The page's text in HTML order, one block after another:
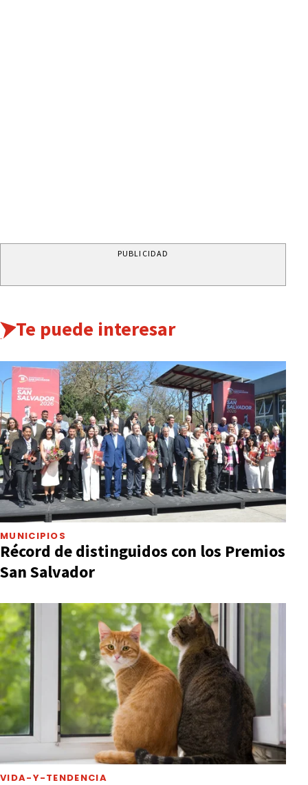
PUBLICIDAD
Te puede interesar
MUNICIPIOS
Récord de distinguidos con los Premios
San Salvador
VIDA-Y-TENDENCIA